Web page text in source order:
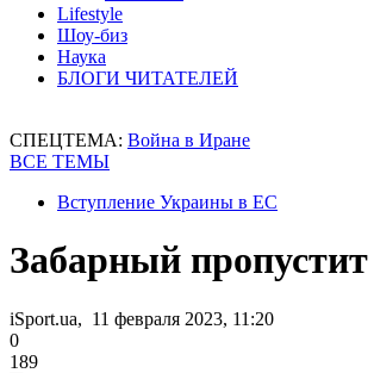
Lifestyle
Шоу-биз
Наука
БЛОГИ ЧИТАТЕЛЕЙ
СПЕЦТЕМА: Война в Иране
ВСЕ ТЕМЫ
Вступление Украины в ЕС
Забарный
iSport.ua, 11 февраля 2023, 11:20
0
189